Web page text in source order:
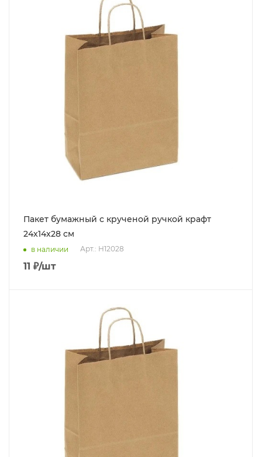
Пакет бумажный с крученой ручкой крафт
24x14x28 см
в наличии Арт.: Н12028
11 ₽/шт